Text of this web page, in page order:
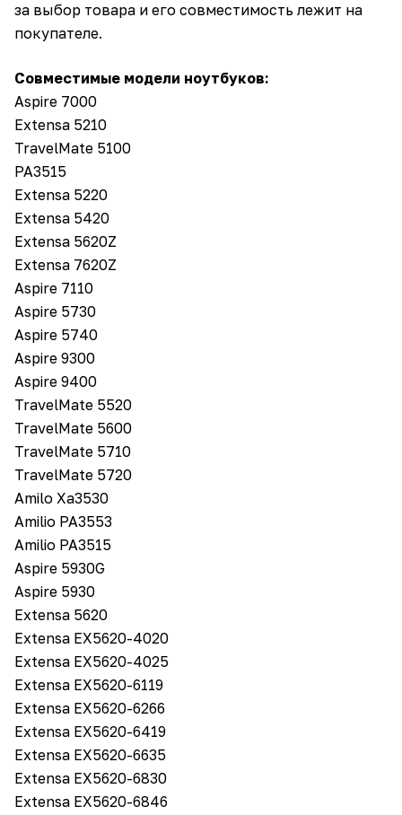
за выбор товара и его совместимость лежит на
покупателе.
Совместимые модели ноутбуков:
Aspire 7000
Extensa 5210
TravelMate 5100
PA3515
Extensa 5220
Extensa 5420
Extensa 5620Z
Extensa 7620Z
Aspire 7110
Aspire 5730
Aspire 5740
Aspire 9300
Aspire 9400
TravelMate 5520
TravelMate 5600
TravelMate 5710
TravelMate 5720
Amilo Xa3530
Amilio PA3553
Amilio PA3515
Aspire 5930G
Aspire 5930
Extensa 5620
Extensa EX5620-4020
Extensa EX5620-4025
Extensa EX5620-6119
Extensa EX5620-6266
Extensa EX5620-6419
Extensa EX5620-6635
Extensa EX5620-6830
Extensa EX5620-6846